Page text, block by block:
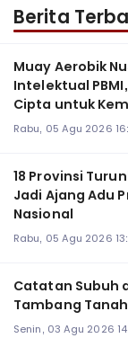
Berita
Muay Aerobik
Intelektual
Cipta untuk
Indonesia
Rabu, 05 Agu 2026
18 Provinsi
Jadi Ajang Adu
Nasional
Rabu, 05 Agu 2026
Catatan Subuh
Tambang
Senin, 03 Agu 2026